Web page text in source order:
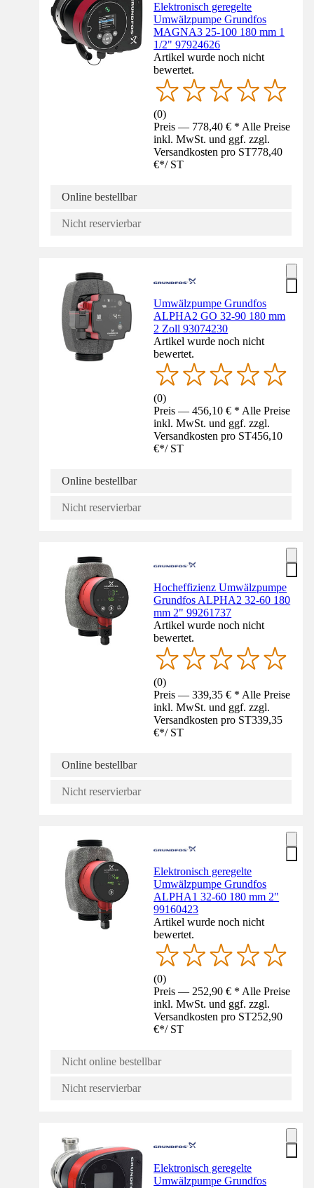
Elektronisch geregelte
Umwälzpumpe Grundfos
MAGNA3 25-100 180 mm 1
1/2" 97924626
Artikel wurde noch nicht
bewertet.
(0)
Preis — 778,40 € * Alle Preise
inkl. MwSt. und ggf. zzgl.
Versandkosten pro ST778,40
€*/ ST
Online bestellbar
Nicht reservierbar
Umwälzpumpe Grundfos
ALPHA2 GO 32-90 180 mm
2 Zoll 93074230
Artikel wurde noch nicht
bewertet.
(0)
Preis — 456,10 € * Alle Preise
inkl. MwSt. und ggf. zzgl.
Versandkosten pro ST456,10
€*/ ST
Online bestellbar
Nicht reservierbar
Hocheffizienz Umwälzpumpe
Grundfos ALPHA2 32-60 180
mm 2" 99261737
Artikel wurde noch nicht
bewertet.
(0)
Preis — 339,35 € * Alle Preise
inkl. MwSt. und ggf. zzgl.
Versandkosten pro ST339,35
€*/ ST
Online bestellbar
Nicht reservierbar
Elektronisch geregelte
Umwälzpumpe Grundfos
ALPHA1 32-60 180 mm 2"
99160423
Artikel wurde noch nicht
bewertet.
(0)
Preis — 252,90 € * Alle Preise
inkl. MwSt. und ggf. zzgl.
Versandkosten pro ST252,90
€*/ ST
Nicht online bestellbar
Nicht reservierbar
Elektronisch geregelte
Umwälzpumpe Grundfos